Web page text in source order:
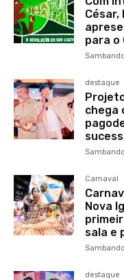
César,
para o
destaque
chega
Carnaval
Nova
sala e
destaque